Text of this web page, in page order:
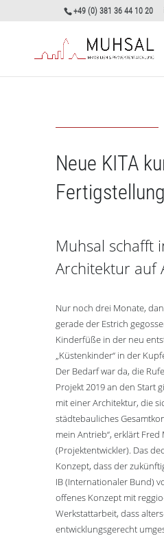
+49 (0) 381 36 44 10 20
Neue KITA
Fertigstellung
Muhsal schafft
Architektur auf
Nur noch drei Monate,
gerade der Estrich
Kinderfüße in der neu
„Küstenkinder“ in der
Der Bedarf war da, die
Projekt 2019 an den Start
mit einer Architektur, die
städtebauliches
mein Antrieb“, erklärt Fred
(Projektentwickler). Das
Konzept, dass der
IB (Internationaler Bund)
offenes Konzept mit
Werkstattarbeit, dass
entwicklungsgerecht